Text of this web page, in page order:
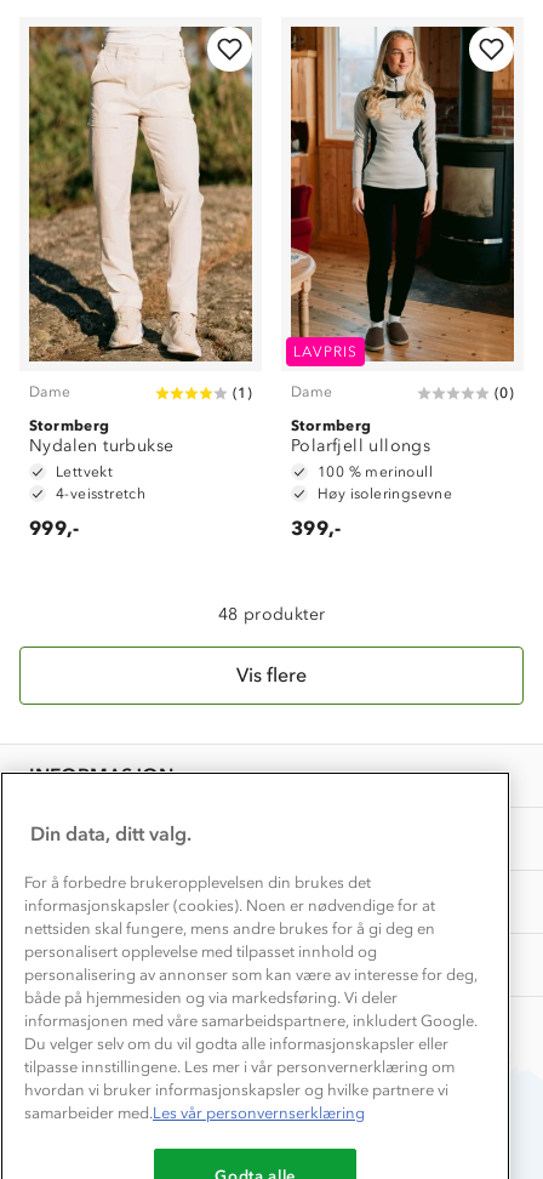
Dame (1 )
Stormberg
Nydalen turbukse
Lettvekt
4-veisstretch
999,-
LAVPRIS
Dame (0)
Stormberg
Polarfjell ullongs
100 % merinoull
Høy isoleringsevne
399,-
48 produkter
Vis flere
INFORMASJON
Kundeservice
Våre butikker
Bedrift, barnehage og SFO
Presse
OM OSS
Om Stormberg
Klima og miljø
Etisk handel
Dyreetikk
Samarbeide med oss?
TIPS OG RÅD
Trelagsprinsippet barn
Alt du trenger til Norgesferien
Dette trenger du til barnehagen
Store størrelser
Turmat oppskrifter
Beredskap
AKTIVITETER
Norgesferie 🇳🇴
Få turinspirasjon og tips her⛰
Overnatte utendørs⛺
Leirskole 🥾
Barnehageansatt
Tips til hyttetur
Du betaler enkelt med
Din data, ditt valg.
For å forbedre brukeropplevelsen din brukes det
informasjonskapsler (cookies). Noen er nødvendige for at
nettsiden skal fungere, mens andre brukes for å gi deg en
personalisert opplevelse med tilpasset innhold og
personalisering av annonser som kan være av interesse for deg,
både på hjemmesiden og via markedsføring. Vi deler
informasjonen med våre samarbeidspartnere, inkludert Google.
Du velger selv om du vil godta alle informasjonskapsler eller
tilpasse innstillingene. Les mer i vår personvernerklæring om
hvordan vi bruker informasjonskapsler og hvilke partnere vi
samarbeider med.Les vår personvernserklæring